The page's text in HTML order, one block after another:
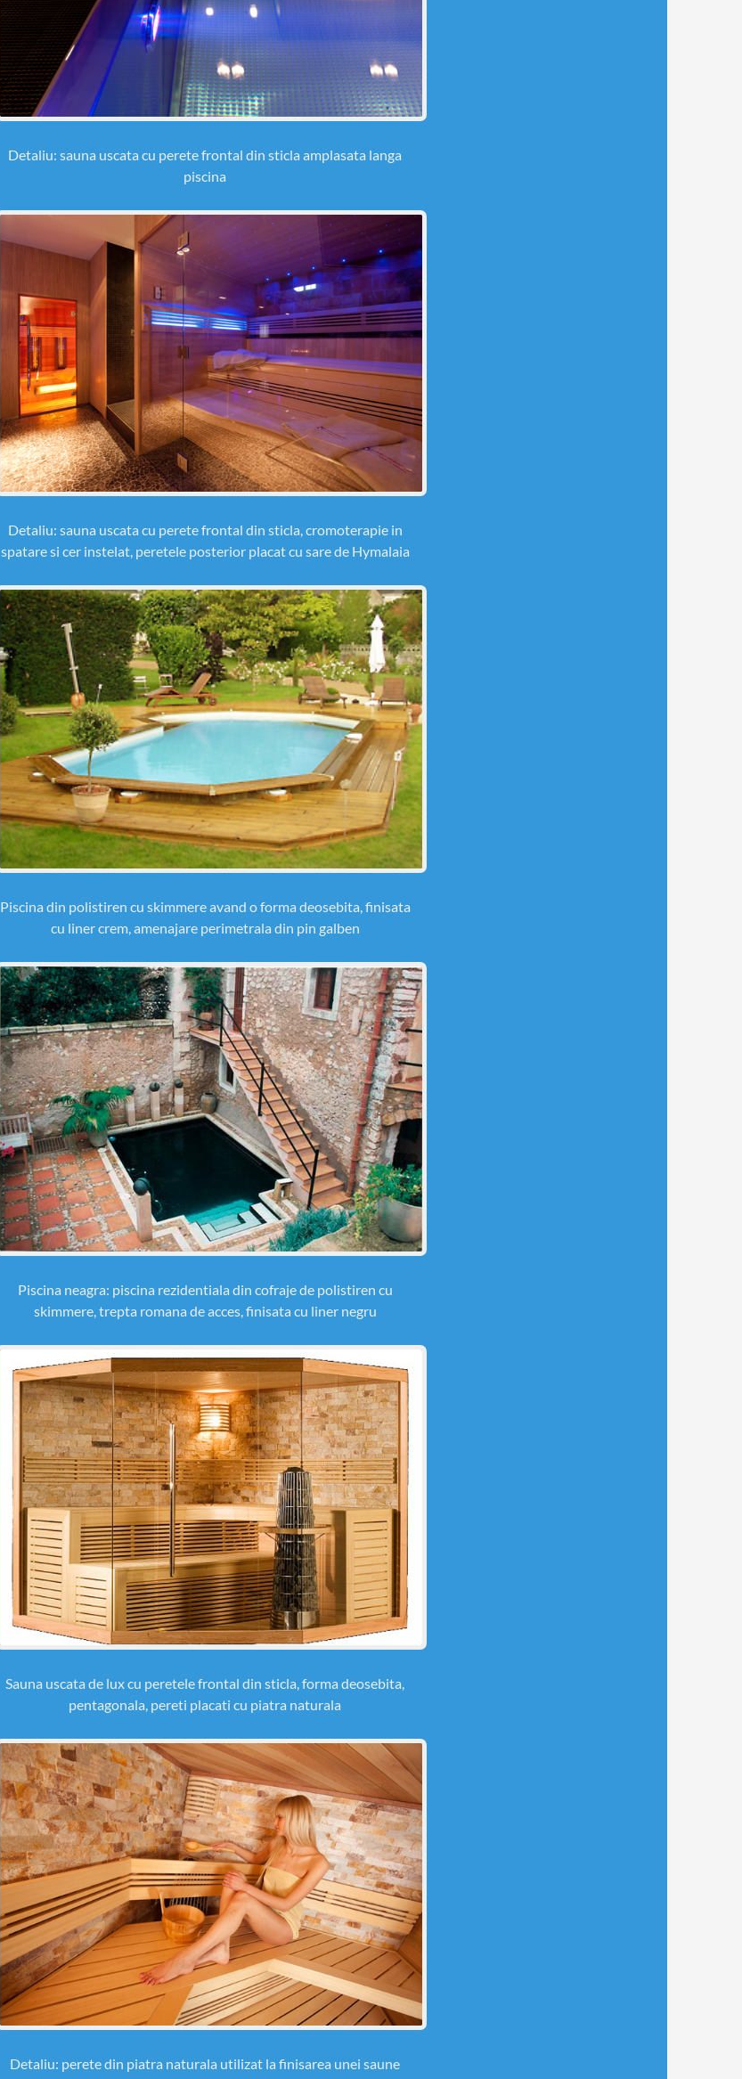
Detaliu: sauna uscata cu perete frontal din sticla amplasata langa
piscina
Detaliu: sauna uscata cu perete frontal din sticla, cromoterapie in
spatare si cer instelat, peretele posterior placat cu sare de Hymalaia
Piscina din polistiren cu skimmere avand o forma deosebita, finisata
cu liner crem, amenajare perimetrala din pin galben
Piscina neagra: piscina rezidentiala din cofraje de polistiren cu
skimmere, trepta romana de acces, finisata cu liner negru
Sauna uscata de lux cu peretele frontal din sticla, forma deosebita,
pentagonala, pereti placati cu piatra naturala
Detaliu: perete din piatra naturala utilizat la finisarea unei saune